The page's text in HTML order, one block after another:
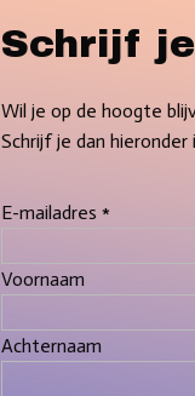
Schrijf
Wil je op de hoogte
Schrijf je dan
E-mailadres *
Voornaam
Achternaam